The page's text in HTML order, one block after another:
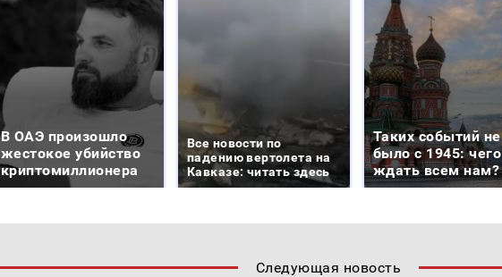
В ОАЭ произошло
жестокое убийство
криптомиллионера
Все новости по
падению вертолета на
Кавказе: читать здесь
Таких событий не
было с 1945: чего
ждать всем нам?
Следующая новость